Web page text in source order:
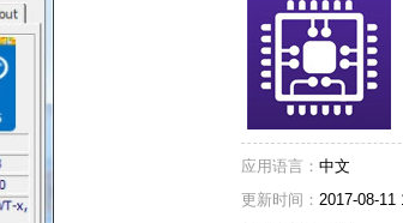
应用语言： 中文
更新时间： 2017-08-11